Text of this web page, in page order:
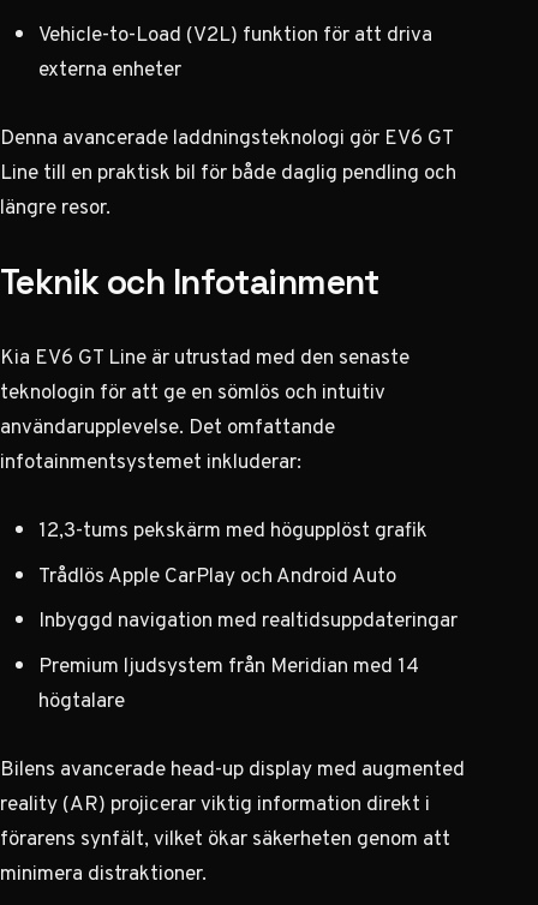
Vehicle-to-Load (V2L) funktion för att driva
externa enheter
Denna avancerade laddningsteknologi gör EV6 GT
Line till en praktisk bil för både daglig pendling och
längre resor.
Teknik och Infotainment
Kia EV6 GT Line är utrustad med den senaste
teknologin för att ge en sömlös och intuitiv
användarupplevelse. Det omfattande
infotainmentsystemet inkluderar:
12,3-tums pekskärm med högupplöst grafik
Trådlös Apple CarPlay och Android Auto
Inbyggd navigation med realtidsuppdateringar
Premium ljudsystem från Meridian med 14
högtalare
Bilens avancerade head-up display med augmented
reality (AR) projicerar viktig information direkt i
förarens synfält, vilket ökar säkerheten genom att
minimera distraktioner.